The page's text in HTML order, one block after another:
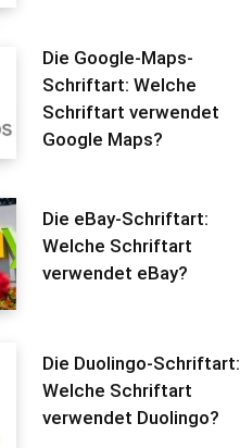
Die Google-Maps-
Schriftart: Welche
Schriftart verwendet
Google Maps?
Die eBay-Schriftart:
Welche Schriftart
verwendet eBay?
Die Duolingo-Schriftart:
Welche Schriftart
verwendet Duolingo?